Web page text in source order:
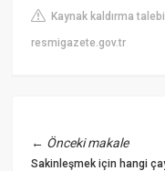
Kaynak kaldırma talebi
resmigazete.gov.tr
← Önceki makale
Sakinleşmek için hangi